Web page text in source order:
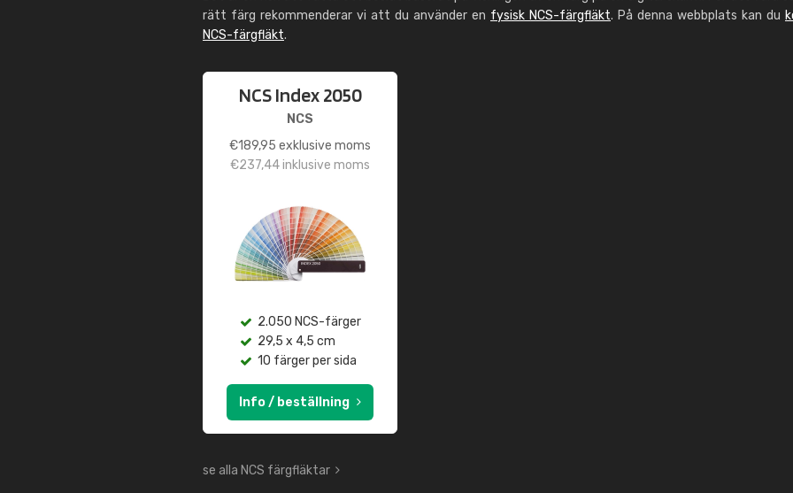
rätt färg rekommenderar vi att du använder en fysisk NCS-färgfläkt. På denna webbplats kan du
NCS-färgfläkt.
NCS Index 2050
NCS
€189,95 exklusive moms
€237,44inklusive moms
2.050 NCS-färger
29,5 x 4,5 cm
10 färger per sida
Info / beställning
se alla NCS färgfläktar